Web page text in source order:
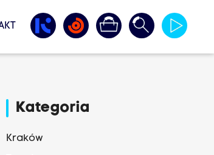
Kategoria
Kraków